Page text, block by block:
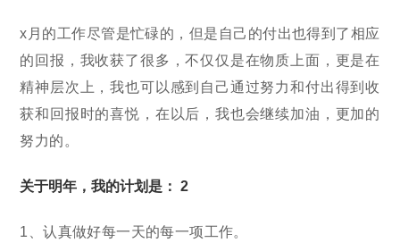
x月的工作尽管是忙碌的，但是自己的付出也得到了相应
的回报，我收获了很多，不仅仅是在物质上面，更是在
精神层次上，我也可以感到自己通过努力和付出得到收
获和回报时的喜悦，在以后，我也会继续加油，更加的
努力的。
关于明年，我的计划是： 2
1、认真做好每一天的每一项工作。